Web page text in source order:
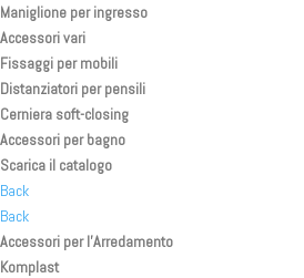
Maniglione per ingresso
Accessori vari
Fissaggi per mobili
Distanziatori per pensili
Cerniera soft-closing
Accessori per bagno
Scarica il catalogo
Back
Back
Accessori per l’Arredamento
Komplast